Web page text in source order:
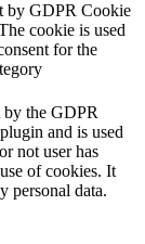
by GDPR Cookie
cookie is used
for the
by the GDPR
and is used
not user has
of cookies. It
personal data.